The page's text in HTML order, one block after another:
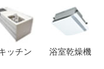
ッチン 浴室乾燥機